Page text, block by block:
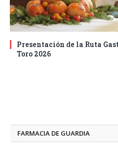
Presentación de la Ruta
Toro 2026
FARMACIA DE GUARDIA